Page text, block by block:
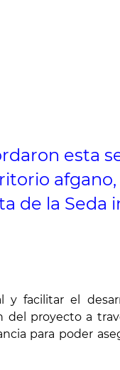
esta
de la Seda
y facilitar el
del proyecto a
para poder